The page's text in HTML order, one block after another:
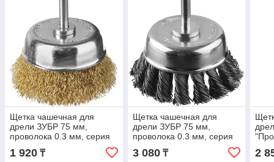
Щетка чашечная для
дрели ЗУБР 75 мм,
проволока 0.3 мм, серия
"Профессионал" (3525-
075_z02)
1 920 ₸
Щетка чашечная для
дрели ЗУБР 75 мм,
проволока 0.3 мм, серия
"Профессионал" (35255-
075_z02)
3 080₸ 2